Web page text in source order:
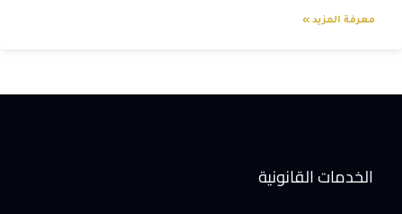
معرفة المزيد »
الخدمات القانونية